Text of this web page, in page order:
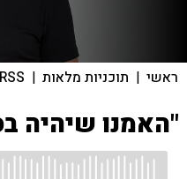
ראשי | תוכניות מלאות |
RSS
"האמנו שיהיה